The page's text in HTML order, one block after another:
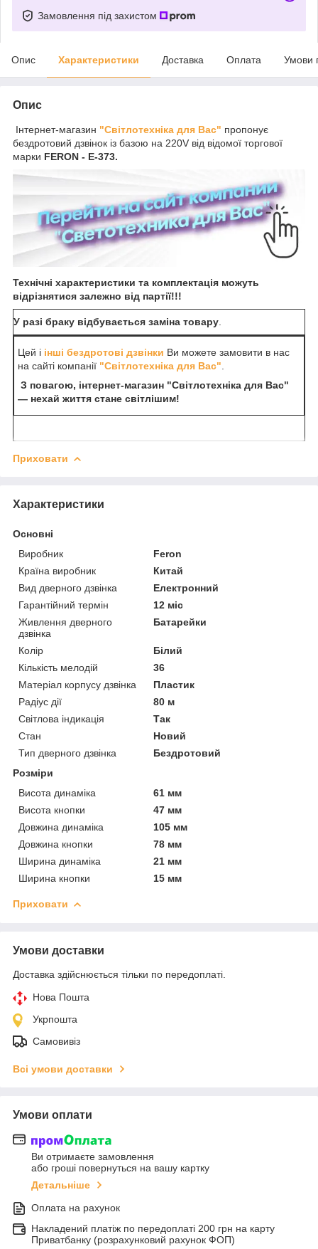
Замовлення під захистом
Опис Характеристики Доставка Оплата Умови
Опис
Інтернет-магазин "Світлотехніка для Вас" пропонує
бездротовий дзвінок із базою на 220V від відомої торгової
марки FERON - Е-373.
Технічні характеристики та комплектація можуть
відрізнятися залежно від партії!!!
У разі браку відбувається заміна товару
Цей і інші бездротові дзвінки Ви можете замовити в нас
на сайті компанії "Світлотехніка для Вас"
З повагою, інтернет-магазин "Світлотехніка для Вас"
— нехай життя стане світлішим!
Приховати
Характеристики
Основні
Виробник
Feron
Країна виробник
Китай
Вид дверного дзвінка
Електронний
Гарантійний термін
12 міс
Живлення дверного
дзвінка
Батарейки
Колір
Білий
Кількість мелодій
36
Матеріал корпусу дзвінка
Пластик
Радіус дії
80 м
Світлова індикація
Так
Стан
Новий
Тип дверного дзвінка
Бездротовий
Розміри
Висота динаміка
61 мм
Висота кнопки
47 мм
Довжина динаміка
105 мм
Довжина кнопки
78 мм
Ширина динаміка
21 мм
Ширина кнопки
15 мм
Приховати
Умови доставки
Доставка здійснюється тільки по передоплаті.
Нова Пошта
Укрпошта
Самовивіз
Всі умови доставки
Умови оплати
Ви отримаєте замовлення
або гроші повернуться на вашу картку
Детальніше
Оплата на рахунок
Накладений платіж по передоплаті 200 грн на карту
Приватбанку (розрахунковий рахунок ФОП)